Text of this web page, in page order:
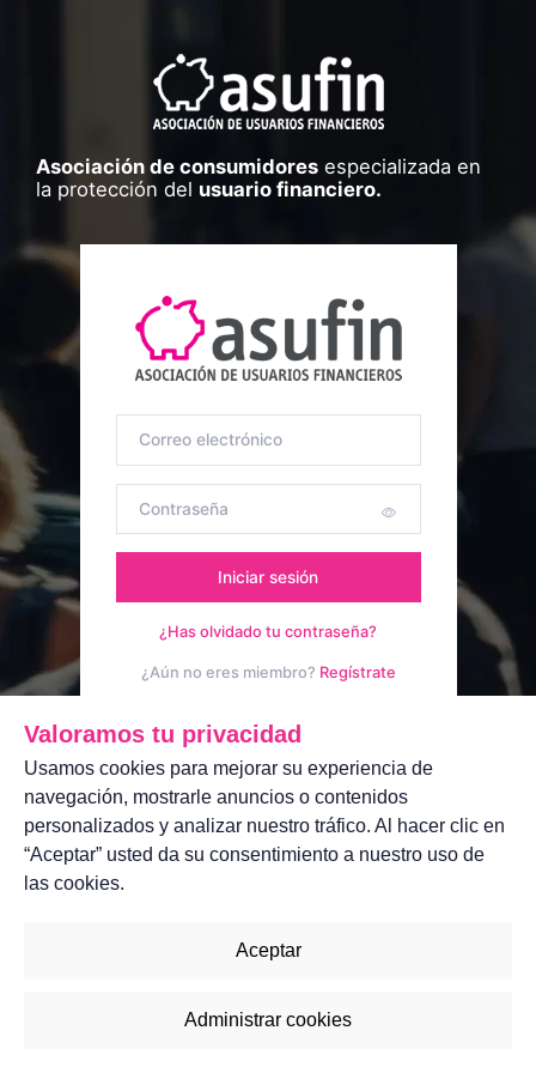
Asociación de consumidores especializada en
la protección del usuario financiero.
Iniciar sesión
¿Has olvidado tu contraseña?
¿Aún no eres miembro? Regístrate
Valoramos tu privacidad
Usamos cookies para mejorar su experiencia de
navegación, mostrarle anuncios o contenidos
personalizados y analizar nuestro tráfico. Al hacer clic en
“Aceptar” usted da su consentimiento a nuestro uso de
las cookies.
Aceptar
Administrar cookies